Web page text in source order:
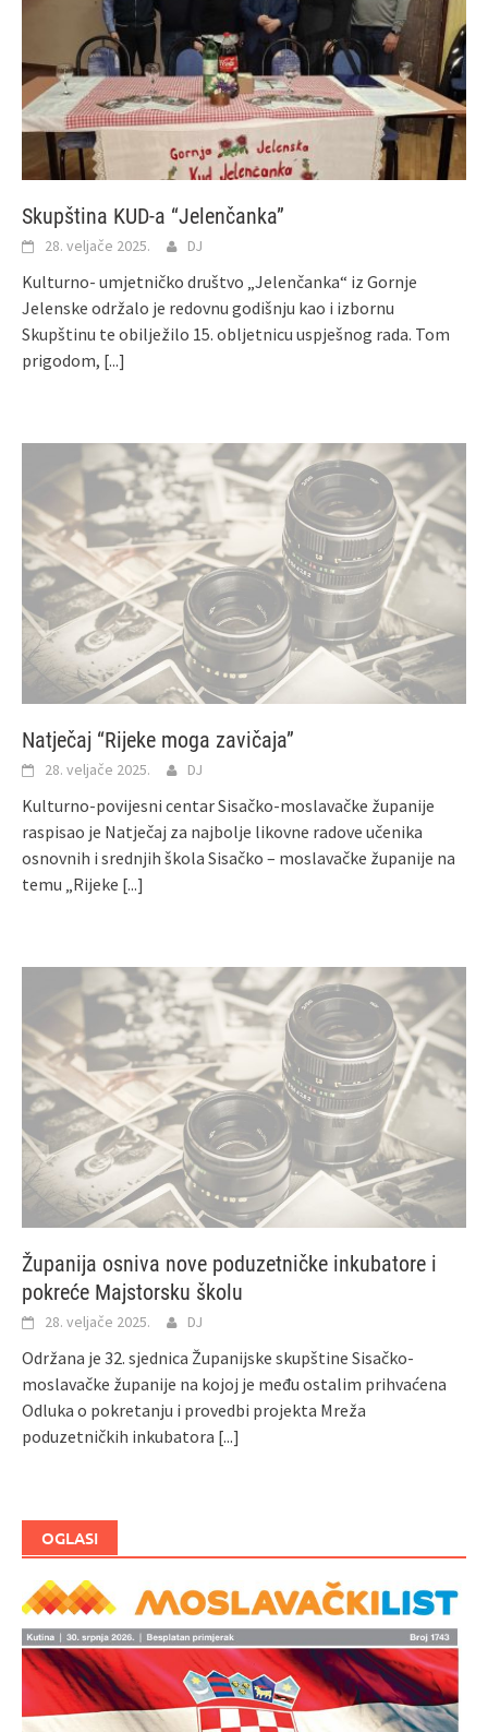
Skupština KUD-a “Jelenčanka”
28. veljače 2025. DJ
Kulturno- umjetničko društvo „Jelenčanka“ iz Gornje
Jelenske održalo je redovnu godišnju kao i izbornu
Skupštinu te obilježilo 15. obljetnicu uspješnog rada. Tom
prigodom, [...]
Natječaj “Rijeke moga zavičaja”
28. veljače 2025. DJ
Kulturno-povijesni centar Sisačko-moslavačke županije
raspisao je Natječaj za najbolje likovne radove učenika
osnovnih i srednjih škola Sisačko – moslavačke županije na
temu „Rijeke [...]
Županija osniva nove poduzetničke inkubatore i
pokreće Majstorsku školu
28. veljače 2025. DJ
Održana je 32. sjednica Županijske skupštine Sisačko-
moslavačke županije na kojoj je među ostalim prihvaćena
Odluka o pokretanju i provedbi projekta Mreža
poduzetničkih inkubatora [...]
OGLASI